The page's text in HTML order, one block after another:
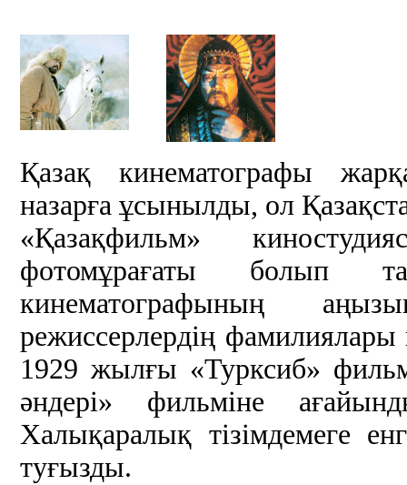
Қазақ кинематографы
назарға ұсынылды, ол
«Қазақфильм»
фотомұрағаты болып
кинематографының
режиссерлердің фамилиялары
1929 жылғы «Турксиб»
әндері» фильміне
Халықаралық тізімдемеге
туғызды.